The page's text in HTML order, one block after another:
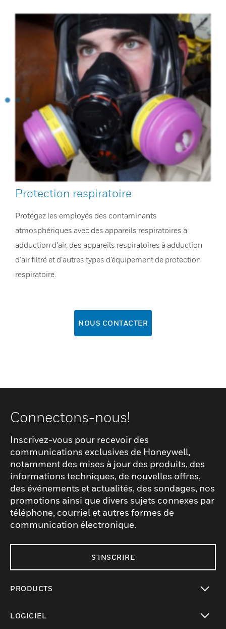
Protection respiratoire
Protégez les employés des contaminants
atmosphériques avec des appareils respiratoires à
adduction d’air, des appareils respiratoires à adduction
d’air filtré et d’autres types d’équipement de protection
respiratoire.
NOUS CONTACTER
Connectons-nous!
Inscrivez-vous pour recevoir des
communications exclusives de Honeywell,
notamment des mises à jour des produits, des
informations techniques, de nouvelles offres,
des événements et actualités, des sondages, nos
promotions ainsi que divers sujets connexes par
téléphone, courriel et autres formes de
communication électronique.
S'INSCRIRE
PRODUCTS
LOGICIEL